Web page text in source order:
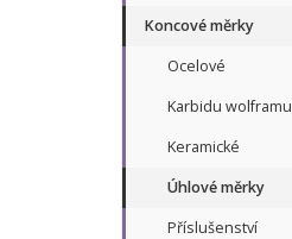
Koncové měrky
Ocelové
Karbidu wolframu
Keramické
Úhlové měrky
Příslušenství